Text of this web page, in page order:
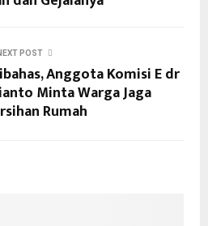
POST
Anggota Komisi E dr
Minta Warga Jaga
Rumah